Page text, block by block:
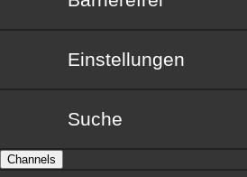
Einstellungen
Suche
Channels